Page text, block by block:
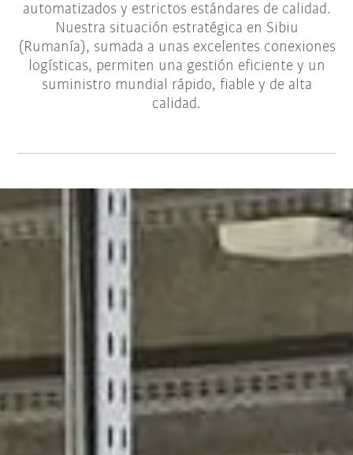
automatizados y estrictos estándares de calidad.
Nuestra situación estratégica en Sibiu
(Rumanía), sumada a unas excelentes conexiones
logísticas, permiten una gestión eficiente y un
suministro mundial rápido, fiable y de alta
calidad.